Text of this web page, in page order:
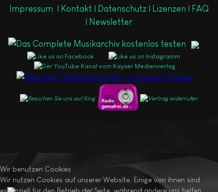
Impressum | Kontakt | Datenschutz | Lizenzen | FAQ
| Newsletter
Wir benutzen Cookies
Wir nutzen Cookies auf unserer Website. Einige von ihnen sind
essenziell für den Betrieb der Seite, während andere uns helfen,